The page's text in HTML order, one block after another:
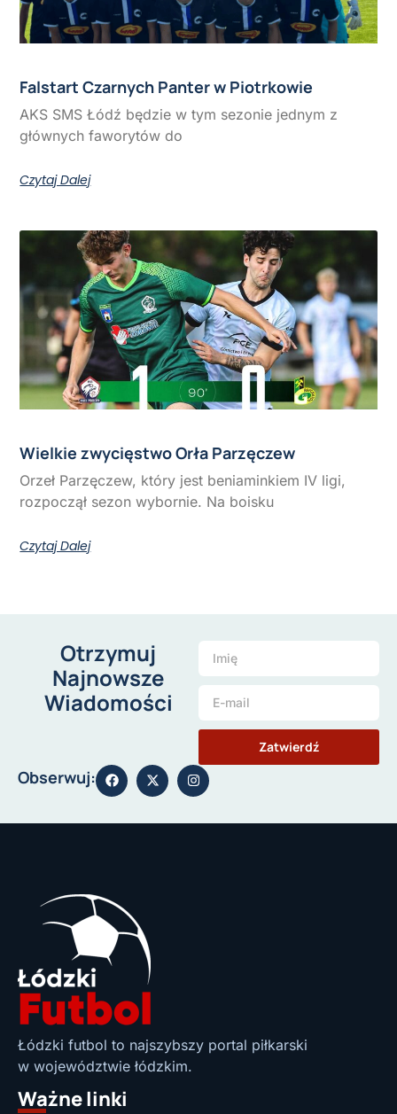
Falstart Czarnych Panter w Piotrkowie
AKS SMS Łódź będzie w tym sezonie jednym z
głównych faworytów do
Czytaj Dalej
Wielkie zwycięstwo Orła Parzęczew
Orzeł Parzęczew, który jest beniaminkiem IV ligi,
rozpoczął sezon wybornie. Na boisku
Czytaj Dalej
Otrzymuj
Najnowsze
Wiadomości
Zatwierdź
Obserwuj:
Łódzki futbol to najszybszy portal piłkarski
w województwie łódzkim.
Ważne linki